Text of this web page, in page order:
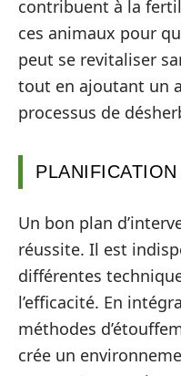
contribuent à la
ces animaux pour
peut se revitaliser
tout en ajoutant un
processus de
Un bon plan
réussite. Il est
différentes
l’efficacité. En
méthodes
crée un